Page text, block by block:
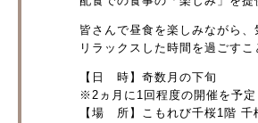
皆さんで昼食を楽しみながら、
リラックスした時間を過ごすこ
【日 時】奇数月の下旬
※2ヵ月に1回程度の開催を予定
【場 所】こもれび千桜1階 千